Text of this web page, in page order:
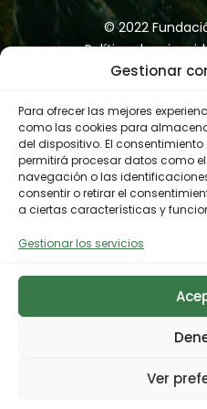
Gestionar
Para ofrecer las mejores
como las cookies para
del dispositivo. El
permitirá procesar datos como
navegación o las
consentir o retirar el
a ciertas características y
Gestionar los servicios
Ver
de la
En cuanto a
criadero deP.
tres cultivos
cuales se
densidades
los tanques de
de recambio
tanques. En la
colectores
aumentar la
las larvas, se
para su traslado
© 2022
Política de
Accesibilidad